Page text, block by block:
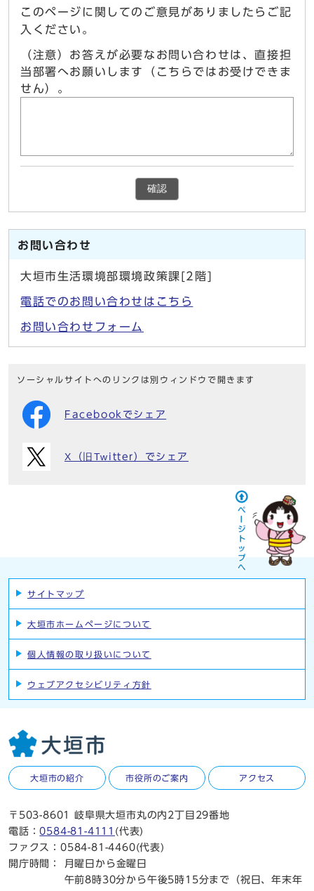
このページに関してのご意見がありましたらご記
入ください。
（注意）お答えが必要なお問い合わせは、直接担
当部署へお願いします（こちらではお受けできま
せん）。
確認
お問い合わせ
大垣市生活環境部環境政策課[2階]
電話でのお問い合わせはこちら
お問い合わせフォーム
ソーシャルサイトへのリンクは別ウィンドウで開きます
Facebookでシェア
X（旧Twitter）でシェア
サイトマップ
大垣市ホームページについて
個人情報の取り扱いについて
ウェブアクセシビリティ方針
大垣市の紹介 市役所のご案内 アクセス
〒503-8601 岐阜県大垣市丸の内2丁目29番地
電話：0584-81-4111 (代表)
ファクス：0584-81-4460(代表)
開庁時間：
月曜日から金曜日
午前8時30分から午後5時15分まで（祝日、年末年